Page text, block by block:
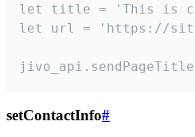
let title = 'This is
let url = 'https://
setContactInfo#